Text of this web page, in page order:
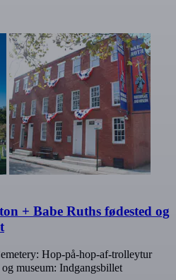
+ Babe Ruths fødested og
Hop-på-hop-af-trolleytur
museum: Indgangsbillet